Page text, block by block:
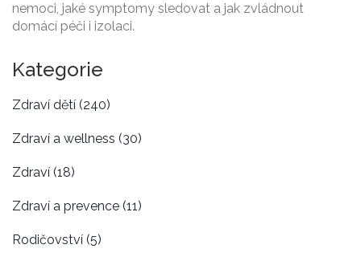
nemoci, jaké symptomy sledovat a jak zvládnout
domácí péči i izolaci.
Kategorie
Zdraví dětí (240)
Zdraví a wellness (30)
Zdraví (18)
Zdraví a prevence (11)
Rodičovství (5)